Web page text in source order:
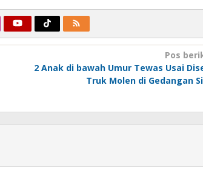
Pos
2 Anak di bawah Umur Tewas Usai
Truk Molen di Gedangan